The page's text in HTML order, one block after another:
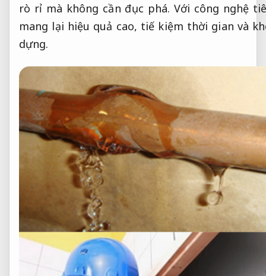
rò rỉ mà không cần đục phá. Với công nghệ
mang lại hiệu quả cao, tiế kiệm thời gian và
dựng.